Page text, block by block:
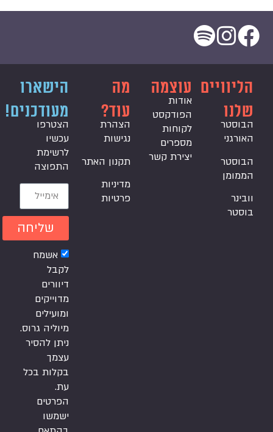
הליוויים
שלנו
הבוסטר
האורגני
הבוסטר
הממומן
וובינר
בוסטר
עוצמה
אודות
הפודקסט
לקוחות
מספרים
יצירת קשר
מה
עוד?
הצהרת
נגישות
תקנון האתר
מדיניות
פרטיות
הישארו
מעודכנים!
הצטרפו
עכשיו
לרשימת
התפוצה
אשמח
לקבל
דיוורים
מדוייקים
ומועילים
מיוליה גרוס.
ניתן להסיר
עצמך
בקלות בכל
עת.
הפרטים
ישמשו
שליחה